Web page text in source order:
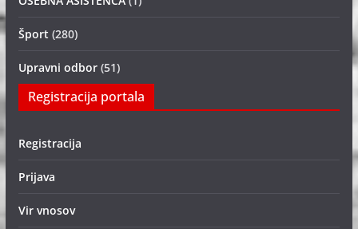
Šport (280)
Upravni odbor(51)
Registracija portala
Registracija
Prijava
Vir vnosov